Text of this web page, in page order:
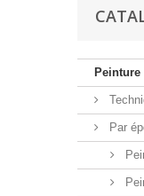
Peinture
Par